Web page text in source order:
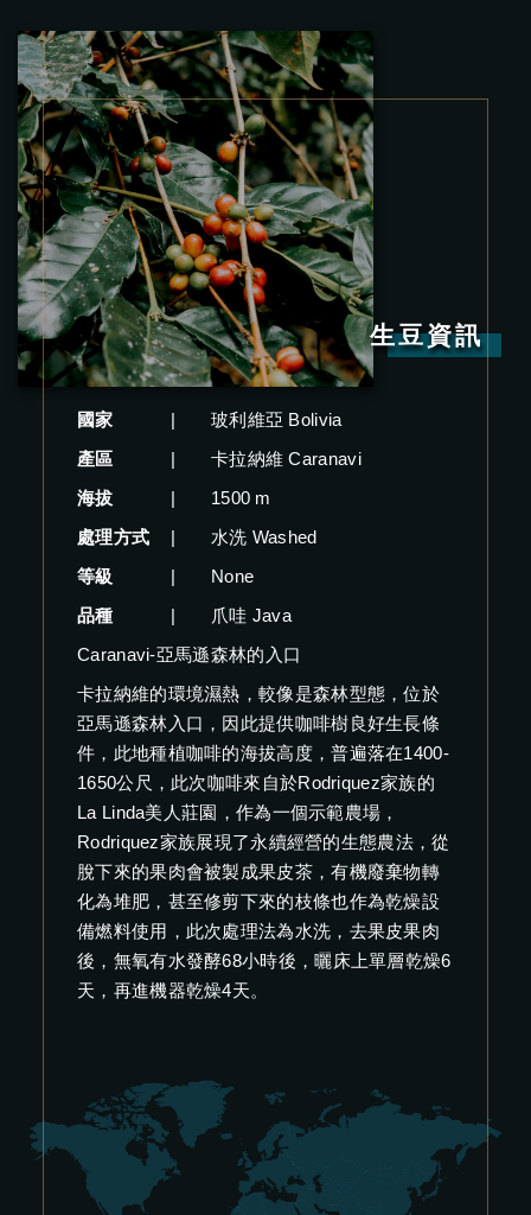
生豆資訊
國家 |
玻利維亞 Bolivia
產區
|
卡拉納維 Caranavi
海拔
|
1500 m
處理方式
|
水洗 Washed
等級
|
None
品種
|
爪哇 Java
Caranavi-亞馬遜森林的入口
卡拉納維的環境濕熱，較像是森林型態，位於
亞馬遜森林入口，因此提供咖啡樹良好生長條
件，此地種植咖啡的海拔高度，普遍落在1400-
1650公尺，此次咖啡來自於Rodriquez家族的
La Linda美人莊園，作為一個示範農場，
Rodriquez家族展現了永續經營的生態農法，從
脫下來的果肉會被製成果皮茶，有機廢棄物轉
化為堆肥，甚至修剪下來的枝條也作為乾燥設
備燃料使用，此次處理法為水洗，去果皮果肉
後，無氧有水發酵68小時後，曬床上單層乾燥6
天，再進機器乾燥4天。